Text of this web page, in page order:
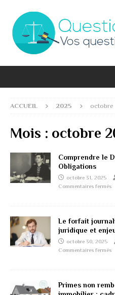
ACCUEIL 2025 octobre
Mois : octobre
Comprendre le
Obligations
octobre 31, 2025
Commentaires fermés
Le forfait
juridique et
octobre 30, 2025
Commentaires fermés
Primes non